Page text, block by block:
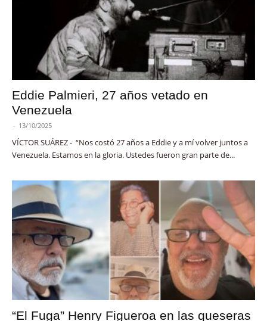
Eddie Palmieri, 27 años vetado en
Venezuela
- 13/10/2025
VÍCTOR SUÁREZ - “Nos costó 27 años a Eddie y a mí volver juntos a
Venezuela. Estamos en la gloria. Ustedes fueron gran parte de...
“El Fuga” Henry Figueroa en las queseras